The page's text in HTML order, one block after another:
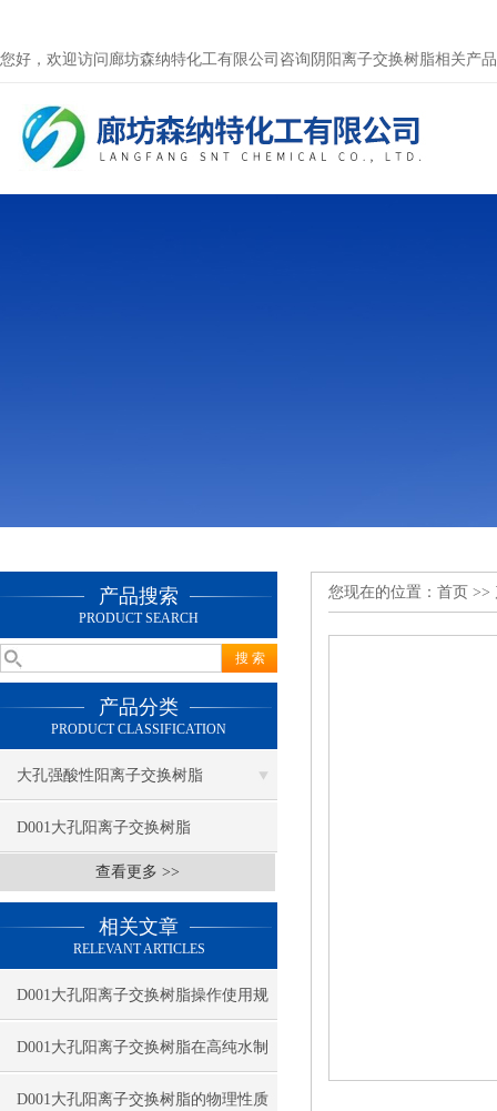
您好，欢迎访问廊坊森纳特化工有限公司咨询阴阳离子交换树脂相关产
产品搜索
PRODUCT SEARCH
产品分类
PRODUCT CLASSIFICATION
大孔强酸性阳离子交换树脂
D001大孔阳离子交换树脂
查看更多 >>
相关文章
RELEVANT ARTICLES
D001大孔阳离子交换树脂操作使用规
程
D001大孔阳离子交换树脂在高纯水制
备中的用途
D001大孔阳离子交换树脂的物理性质
您现在的位置： 首页 >>